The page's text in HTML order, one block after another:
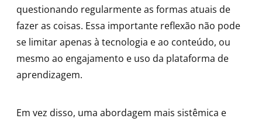
questionando regularmente as formas atuais de
fazer as coisas. Essa importante reflexão não pode
se limitar apenas à tecnologia e ao conteúdo, ou
mesmo ao engajamento e uso da plataforma de
aprendizagem.
Em vez disso, uma abordagem mais sistêmica e